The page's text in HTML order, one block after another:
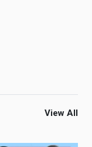
View All